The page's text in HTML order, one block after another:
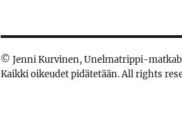
© Jenni Kurvinen, Unelmatrippi-
Kaikki oikeudet pidätetään. All rights